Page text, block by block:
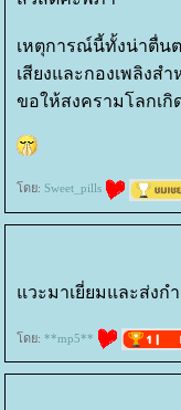
เหตุการณ์นี้ทั้งน่าตื่น
เสียงและกองเพลิงส
ขอให้สงครามโลกเกิ
ดย: Sweet_pills
วะมาเยี่ยมและส่งกำ
ดย: **mp5**